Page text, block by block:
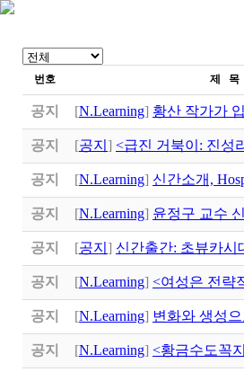
번호 제 목
공지 [N.Learning] 황산 작가가
공지 [공지 ] <급진 거북이: 진성
공지 [N.Learning] 신간소개,
공지 [N.Learning] 윤정구 교수
공지 [공지 ] 신간출간: 초뷰카시
공지 [N.Learning] <여성은 전략
공지 [N.Learning] 변화와 생성
공지 [N.Learning] <황금수도꼭